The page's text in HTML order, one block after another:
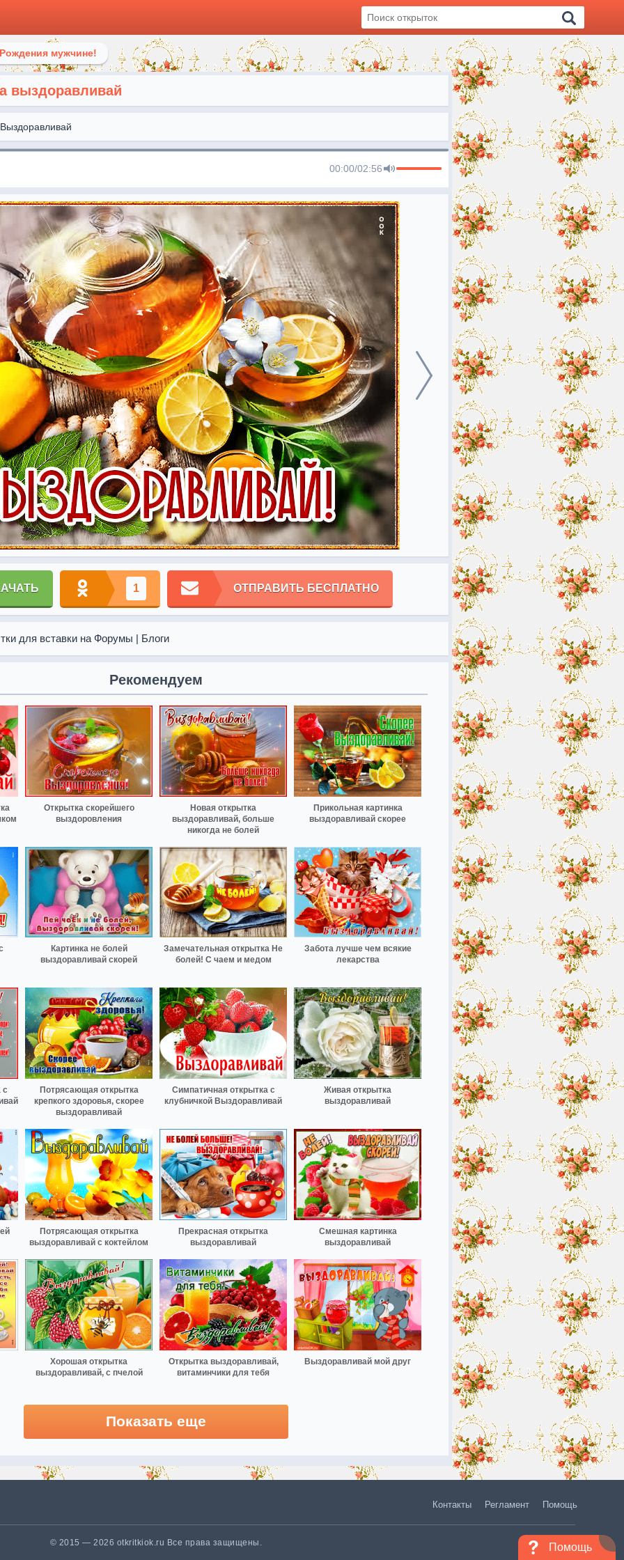
мужчине!
выздоравливай
Выздоравливай
00:00/02:56
1 ОТПРАВИТЬ БЕСПЛАТНО
для вставки на Форумы | Блоги
Рекомендуем
Открытка скорейшего
выздоровления
Новая открытка
выздоравливай, больше
никогда не болей
Прикольная картинка
выздоравливай скорее
Картинка не болей
выздоравливай скорей
Замечательная открытка Не
болей! С чаем и медом
Забота лучше чем всякие
лекарства
с
Потрясающая открытка
крепкого здоровья, скорее
выздоравливай
Симпатичная открытка с
клубничкой Выздоравливай
Живая открытка
выздоравливай
Потрясающая открытка
выздоравливай с коктейлом
Прекрасная открытка
выздоравливай
Смешная картинка
выздоравливай
Хорошая открытка
выздоравливай, с пчелой
Открытка выздоравливай,
витаминчики для тебя
Выздоравливай мой друг
Показать еще
Помощь
Контакты Регламент Помощь
© 2015 — 2026 otkritkiok.ru Все права защищены.